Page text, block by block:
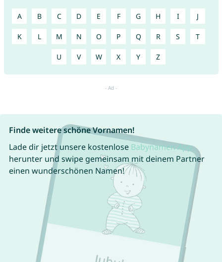
A B C D E F G H I J
K L M N O P Q R S T
U V W X Y Z
Finde weitere schöne Vornamen!
Lade dir jetzt unsere kostenlose Babynamen App
herunter und swipe gemeinsam mit deinem Partner
einen wunderschönen Namen!